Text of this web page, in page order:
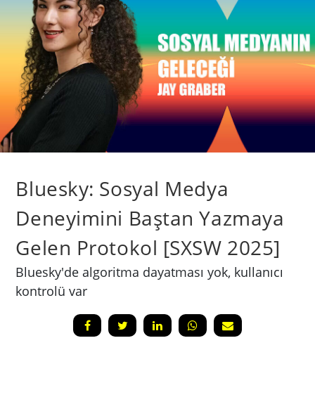
Bluesky: Sosyal Medya
Deneyimini Baştan Yazmaya
Gelen Protokol [SXSW 2025]
Bluesky'de algoritma dayatması yok, kullanıcı
kontrolü var